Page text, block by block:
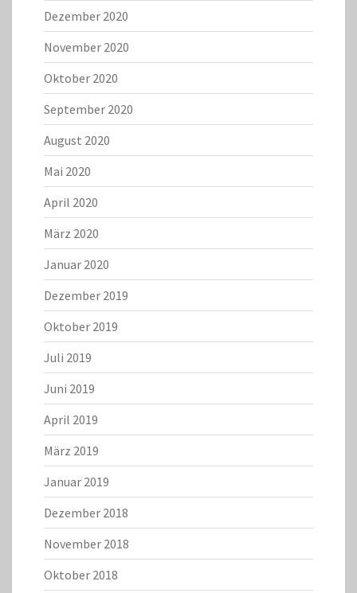
Dezember 2020
November 2020
Oktober 2020
September 2020
August 2020
Mai 2020
April 2020
März 2020
Januar 2020
Dezember 2019
Oktober 2019
Juli 2019
Juni 2019
April 2019
März 2019
Januar 2019
Dezember 2018
November 2018
Oktober 2018